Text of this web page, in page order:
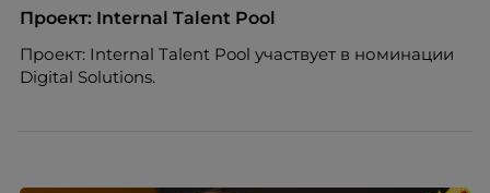
Проект: Internal Talent Pool
Проект: Internal Talent Pool участвует в номинации
Digital Solutions.